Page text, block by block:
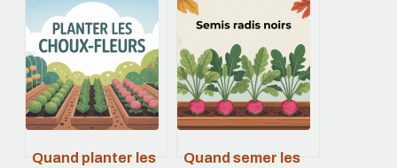
reconnaître,
identifier et agir
vite
et reconnaître les
symptômes en
photos
Quand planter les
Quand semer les